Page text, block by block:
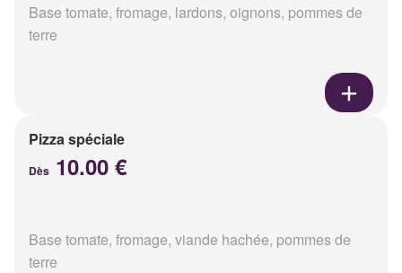
Base tomate, fromage, lardons, oignons, pommes de
terre
Pizza spéciale
Dès 10.00 €
Base tomate, fromage, viande hachée, pommes de
terre